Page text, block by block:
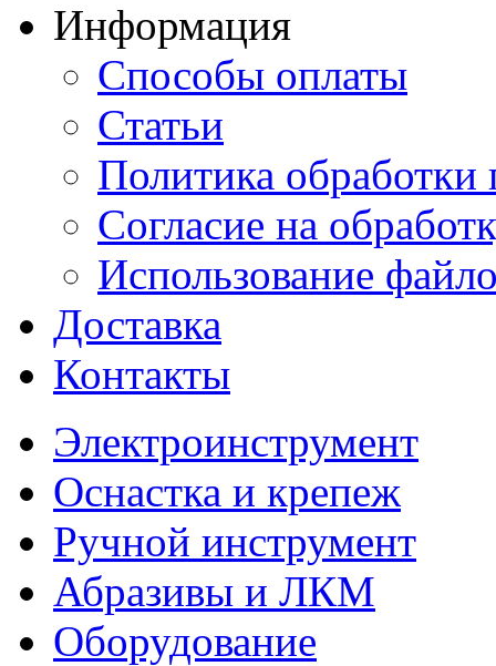
Информация
Способы оплаты
Статьи
Политика
Согласие на
Использование
Доставка
Контакты
Электроинструмент
Оснастка и крепеж
Ручной инструмент
Абразивы и ЛКМ
Оборудование